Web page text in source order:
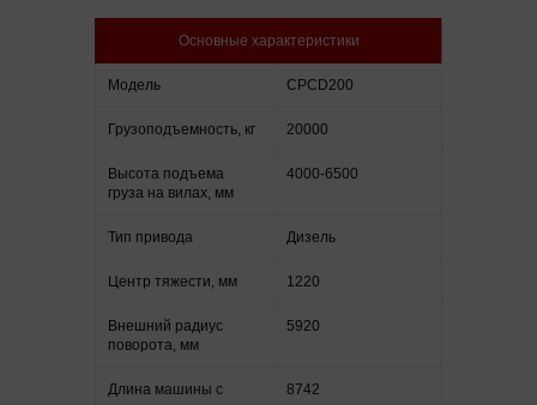
Основные характеристики
Модель CPCD200
Грузоподъемность, кг 20000
Высота подъема
груза на вилах, мм
4000-6500
Тип привода Дизель
Центр тяжести, мм 1220
Внешний радиус
поворота, мм
5920
Длина машины с
8742